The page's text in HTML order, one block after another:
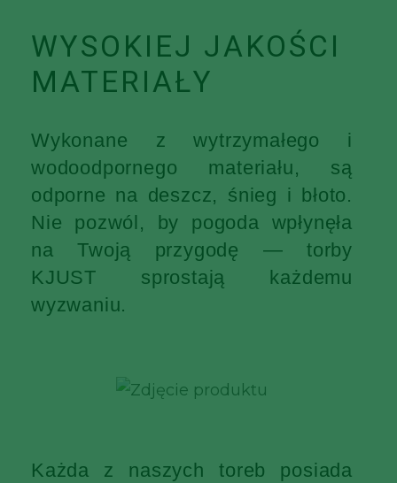
WYSOKIEJ JAKOŚCI
MATERIAŁY
Wykonane z wytrzymałego i
wodoodpornego materiału, są
odporne na deszcz, śnieg i błoto.
Nie pozwól, by pogoda wpłynęła
na Twoją przygodę — torby
KJUST sprostają każdemu
wyzwaniu.
Każda z naszych toreb posiada